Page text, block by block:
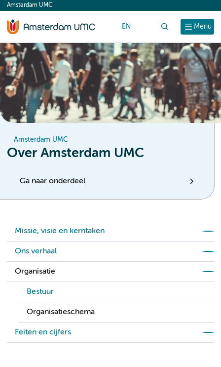
content
Menu
Amsterdam UMC
EN
Amsterdam UMC
Over Amsterdam UMC
Ga naar onderdeel
Missie, visie en kerntaken
Ons verhaal
Organisatie
Bestuur
Organisatieschema
Feiten en cijfers